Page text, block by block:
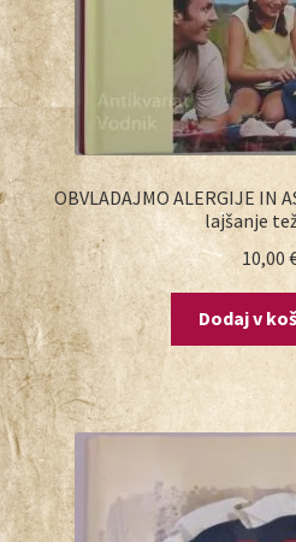
OBVLADAJMO ALERGIJE IN
lajšanje
10,00
Dodaj v